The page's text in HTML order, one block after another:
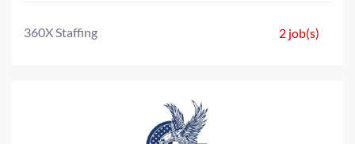
360X Staffing 2 job(s)